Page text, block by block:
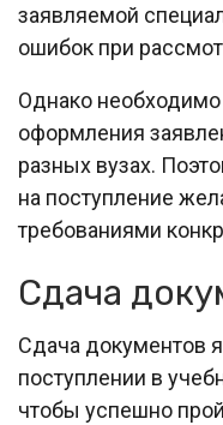
заявляемой
ошибок при
Однако необходимо
оформления
разных вузах.
на поступление
требованиями
Сдача
Сдача документов
поступлении в
чтобы успешно